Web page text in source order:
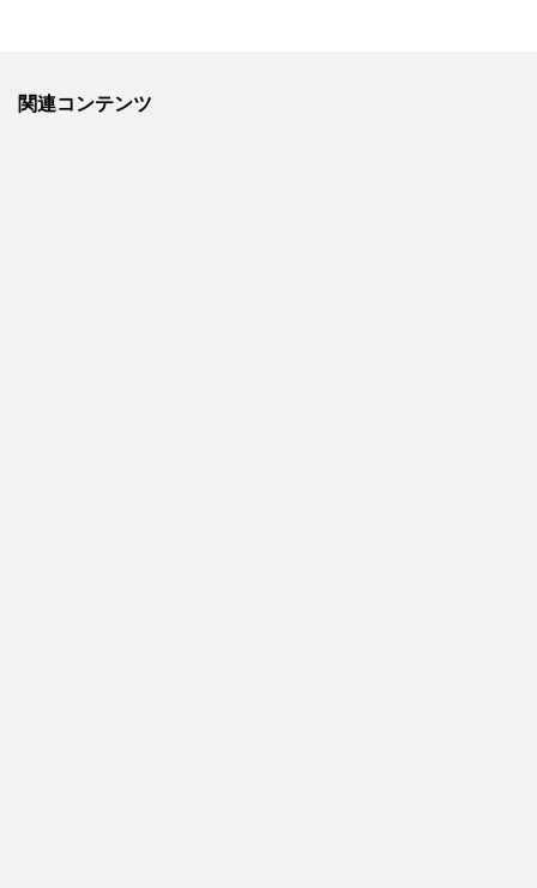
関連コンテンツ